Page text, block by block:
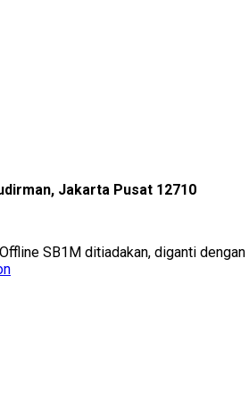
Jakarta Pusat 12710
SB1M ditiadakan, diganti